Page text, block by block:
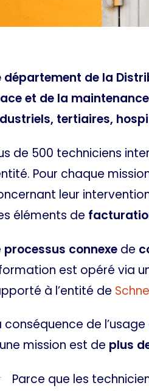
département de la
et de la
tertiaires,
de 500 techniciens
Pour chaque
leur
éléments de
processus connexe de
est opéré via
à l’entité de
conséquence de
mission est de plus
Parce que les